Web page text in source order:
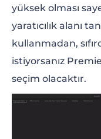
yüksek olması
yaratıcılık alanı
kullanmadan,
istiyorsanız
seçim olacaktır.